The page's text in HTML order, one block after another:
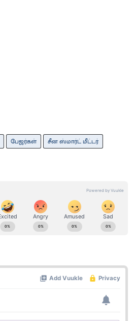
பேஜர்கள்
சீன ஸ்மார்ட் மீட்டர்